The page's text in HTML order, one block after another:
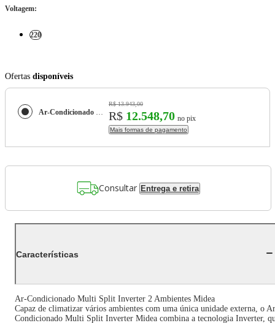
Voltagem:
220
Ofertas disponíveis
Ar-Condicionado Multi Split Inverter Midea 36.000 (2x Evap Cassete 1 Via 18.000) Quente/Frio 220V
R$ 13.943,00
R$ 12.548,70 no pix
Mais formas de pagamento
Consultar Entrega e retira
Características
Ar-Condicionado Multi Split Inverter 2 Ambientes Midea
Capaz de climatizar vários ambientes com uma única unidade externa, o
Condicionado Multi Split Inverter Midea combina a tecnologia Inverter,